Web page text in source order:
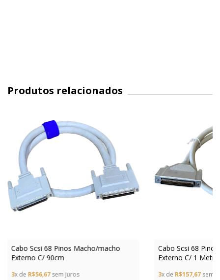
Produtos relacionados
Cabo Scsi 68 Pinos Macho/macho
Externo C/ 90cm
3x de R$56,67sem juros
Cabo Scsi 68
Externo C/ 1 Metro
3x de R$157,67sem